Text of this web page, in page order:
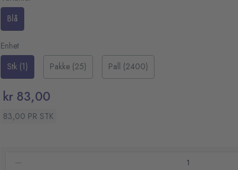
Rygg: 35 mm
Farge: Blå
Blå
Enhet
Stk (1)
Pakke (25) Pall (2400)
kr 83,00
83,00 PR STK